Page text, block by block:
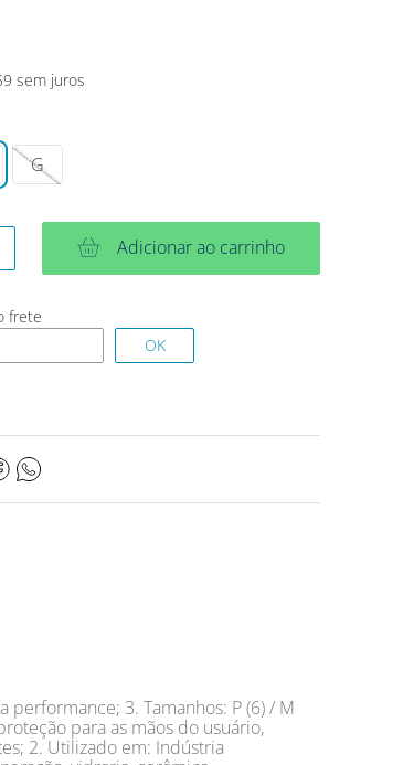
sem juros
G
Adicionar ao carrinho
3. Tamanhos: P (6) / M
para as mãos do usuário,
2. Utilizado em: Indústria